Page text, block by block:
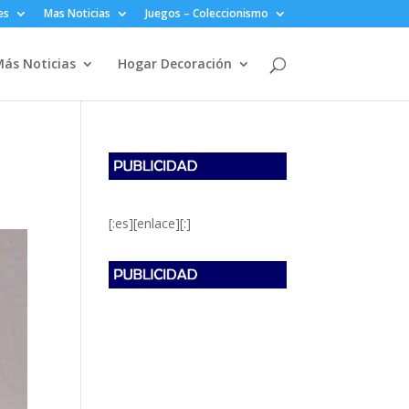
Mas Noticias Juegos – Coleccionismo
Noticias Hogar Decoración
[:es][enlace][:]